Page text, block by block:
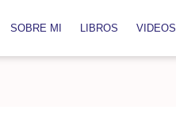
SOBRE MI LIBROS VIDEOS